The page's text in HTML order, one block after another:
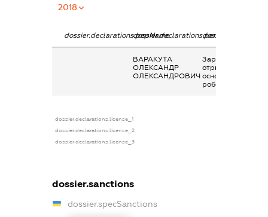
2018
dossier.declarations.pepNamedossier.declarations.personName
ВАРАКУТА
ОЛЕКСАНДР
ОЛЕКСАНДРОВИЧ
Заробітна плата
отримана за
основним місцем
роботи
dossier.declarations.license_1
dossier.declarations.license_2
dossier.declarations.license_3
dossier.sanctions
dossier.specSanctions